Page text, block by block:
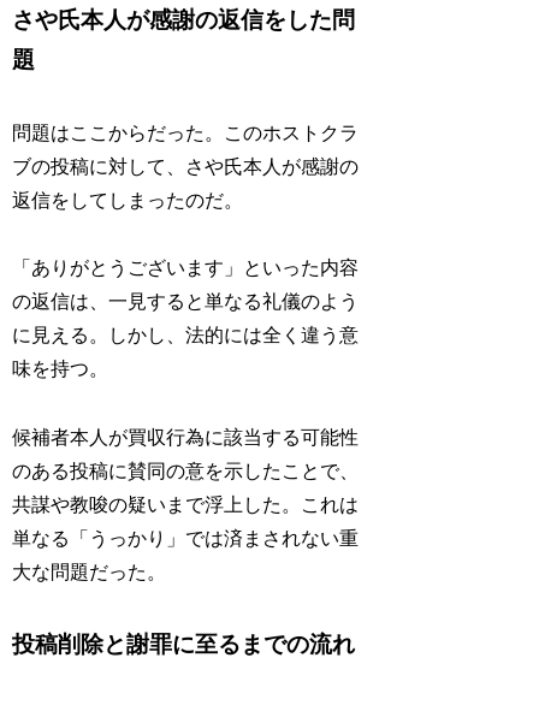
さや氏本人が感謝の返信をした問
題
問題はここからだった。このホストクラ
ブの投稿に対して、さや氏本人が感謝の
返信をしてしまったのだ。
「ありがとうございます」といった内容
の返信は、一見すると単なる礼儀のよう
に見える。しかし、法的には全く違う意
味を持つ。
候補者本人が買収行為に該当する可能性
のある投稿に賛同の意を示したことで、
共謀や教唆の疑いまで浮上した。これは
単なる「うっかり」では済まされない重
大な問題だった。
投稿削除と謝罪に至るまでの流れ